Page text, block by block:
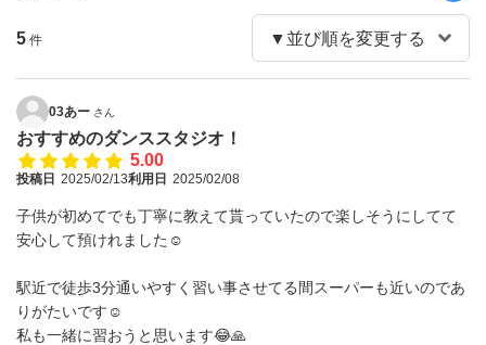
5 件
03あー さん
おすすめのダンススタジオ！
5.00
投稿日 2025/02/13利用日 2025/02/08
子供が初めてでも丁寧に教えて貰っていたので楽しそうにしてて
安心して預けれました☺️
駅近で徒歩3分通いやすく習い事させてる間スーパーも近いのであ
りがたいです☺️
私も一緒に習おうと思います😂🙏